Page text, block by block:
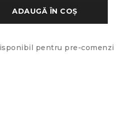
ADAUGĂ ÎN COȘ
pentru pre-comenzi